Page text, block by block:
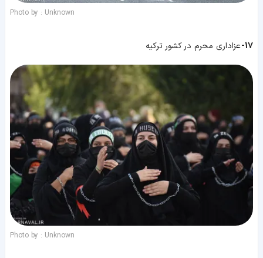
Photo by : Unknown
17- عزاداری محرم در کشور ترکیه
Photo by : Unknown